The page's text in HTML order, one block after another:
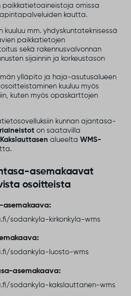
paikkatietoaineistoja omissa
kautta.
kuuluu mm. yhdyskuntateknisessä
paikkatietojen
sekä rakennusvalvonnan
sijainnin ja korkeustason
ylläpito ja haja-asutusalueen
kuuluu myös
kuten myös opaskarttojen
kunnan ajantasa-
on saatavilla
alueelta WMS-
asemakaavat
osoitteista
asemakaava:
sodankyla-kirkonkyla-wms
sodankyla-luosto-wms
asemakaava:
sodankyla-kakslauttanen-wms